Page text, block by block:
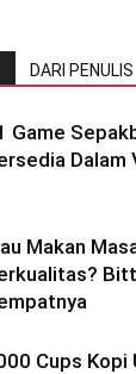
DARI PENULIS
Game
Dalam
Makan
Cups Kopi